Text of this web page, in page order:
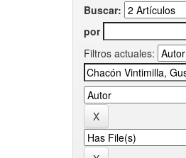
Buscar:
por
Filtros actuales: